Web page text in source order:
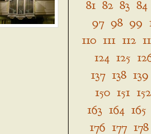
81 82 83 84
97 98 99
110 111 112
124 125
137 138 139
150 151 152
163 164 165
176 177 178